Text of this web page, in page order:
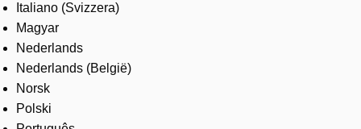
Italiano (Svizzera)
Magyar
Nederlands
Nederlands (België)
Norsk
Polski